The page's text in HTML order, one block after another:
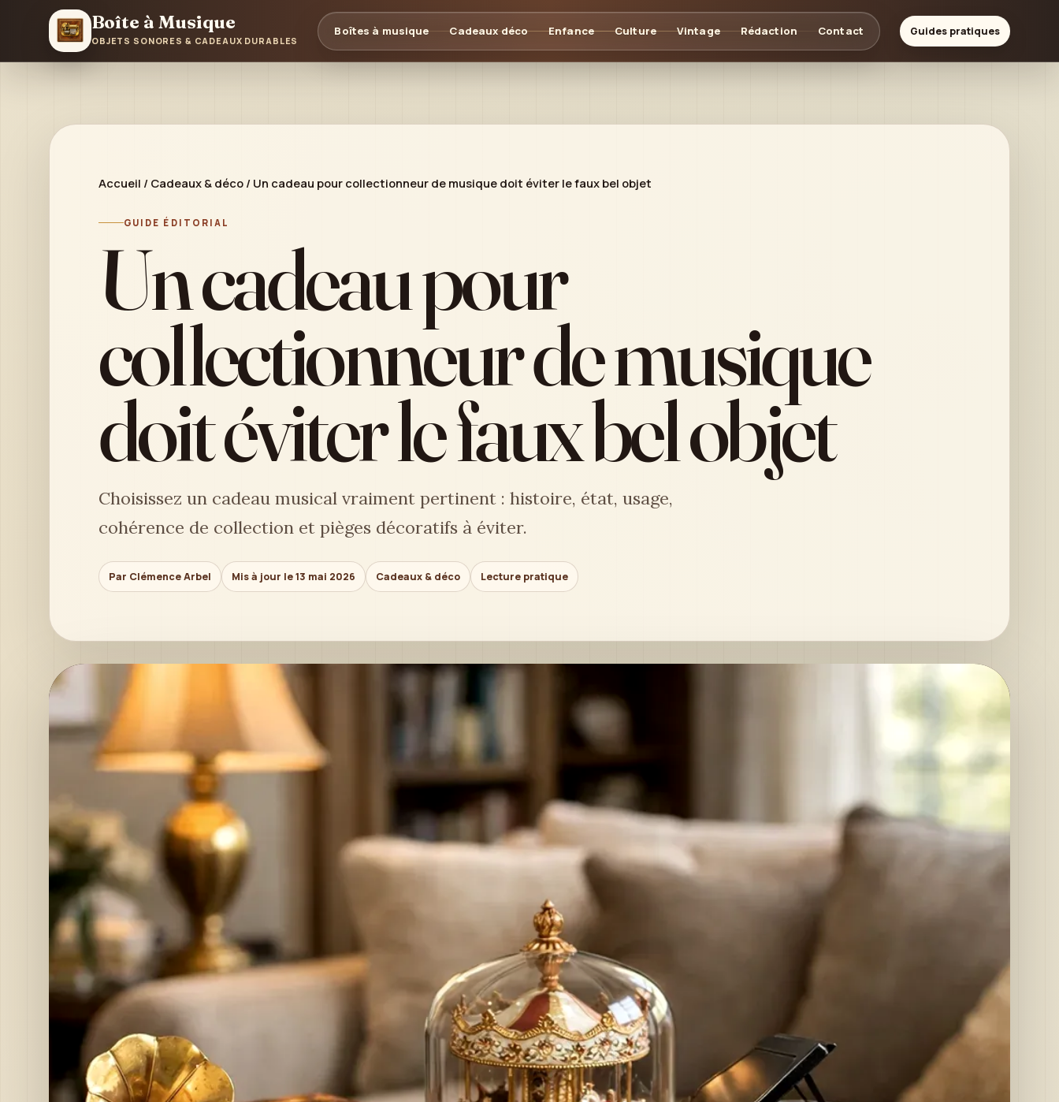
Boîte à Musique
OBJETS SONORES & CADEAUX DURABLES
Boîtes à musique Cadeaux déco Enfance Culture Vintage Rédaction Contact Guides pratiques
Accueil / Cadeaux & déco / Un cadeau pour collectionneur de musique doit éviter le faux bel objet
GUIDE ÉDITORIAL
Un cadeau pour
collectionneur de musique
doit éviter le faux bel objet
Choisissez un cadeau musical vraiment pertinent : histoire, état, usage,
cohérence de collection et pièges décoratifs à éviter.
Par Clémence Arbel Mis à jour le 13 mai 2026 Cadeaux & déco Lecture pratique